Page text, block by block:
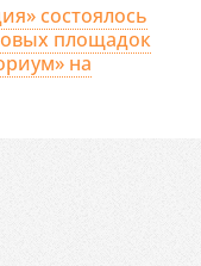
состоялось
площадок
на